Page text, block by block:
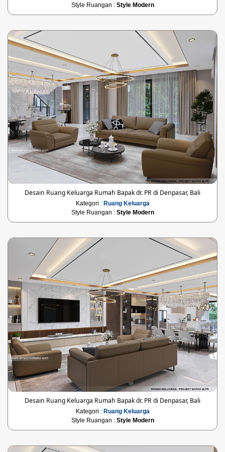
Style Ruangan : Style Modern
Desain Ruang Keluarga Rumah Bapak dr. PR di Denpasar, Bali
Kategori : Ruang Keluarga
Style Ruangan : Style Modern
Desain Ruang Keluarga Rumah Bapak dr. PR di Denpasar, Bali
Kategori : Ruang Keluarga
Style Ruangan : Style Modern